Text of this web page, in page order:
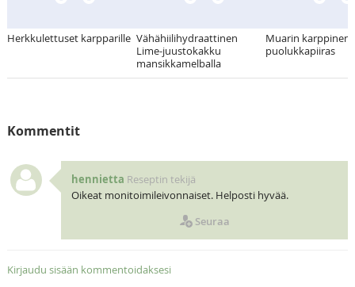
Herkkulettuset karpparille Vähähiilihydraattinen
Lime-juustokakku
mansikkamelballa
Muarin karppinen
puolukkapiiras
Kommentit
hennietta Reseptin tekijä
Oikeat monitoimileivonnaiset. Helposti hyvää.
Seuraa
Kirjaudu sisään kommentoidaksesi